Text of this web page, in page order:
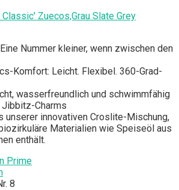
Zuecos,Grau Slate Grey
Nummer kleiner, wenn zwischen den
Komfort: Leicht. Flexibel. 360-Grad-
wasserfreundlich und schwimmfähig
Charms
unserer innovativen Croslite-Mischung,
Materialien wie Speiseöl aus
enthält.
8